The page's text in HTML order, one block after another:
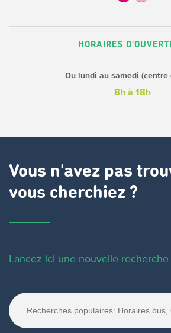
HORAIRES
Du lundi au samedi (centre
8h à 18h
Vous n'avez pas
vous cherchiez ?
Lancez ici une nouvelle recherche